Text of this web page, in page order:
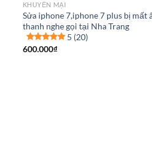
KHUYẾN MẠI
Sửa iphone 7,iphone 7 plus bị mất
thanh nghe gọi tại Nha Trang
5 (20)
600.000₫